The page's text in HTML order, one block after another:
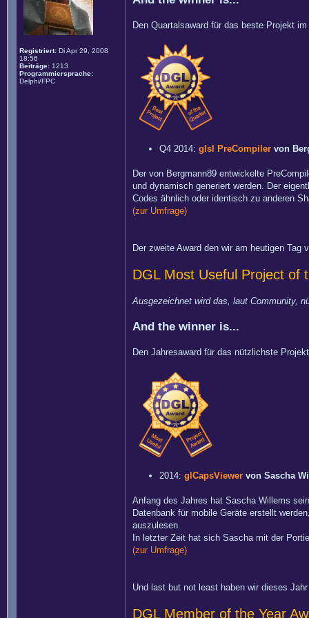
Registriert: Di Apr 29, 2008
18:56
Beiträge: 1213
Programmiersprache:
Delphi/FPC
Den Quartalsaward für das beste Projekt
Q4 2014: glsl PreCompiler von
Der von Bergmann89 entwickelte
und dynamisch generiert werden. Der
Codes ähnlich oder identisch zu anderen
(zur Umfrage)
Der zweite Award den wir am heutigen Tag
DGL Most Useful Project of
Ausgezeichnet wird das, laut Community,
And the winner is...
Den Jahresaward für das nützlichste
2014: glCapsViewer von Sascha
Anfang des Jahres hat Sascha Willems
Datenbank für mobile Geräte erstellt
auszulesen.
In letzter Zeit hat sich Sascha mit der
(zur Umfrage)
Und last but not least haben wir dieses
DGL Member of the Year